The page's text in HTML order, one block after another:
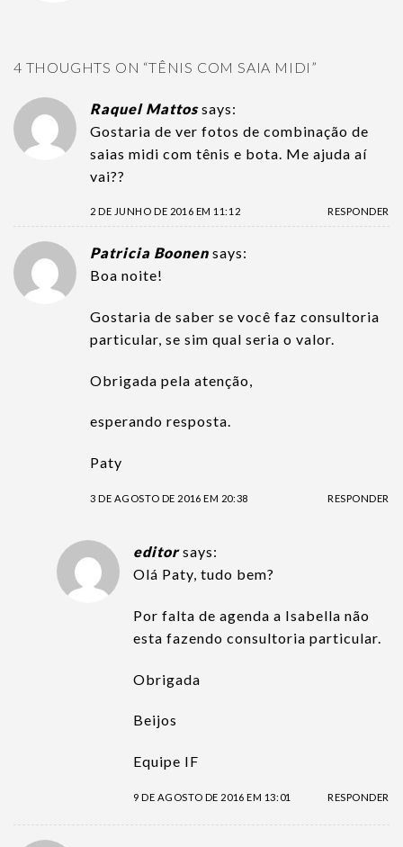
4 THOUGHTS ON “TÊNIS COM SAIA MIDI ”
Raquel Mattos says:
Gostaria de ver fotos de combinação de
saias midi com tênis e bota. Me ajuda aí
vai??
2 DE JUNHO DE 2016 EM 11:12 RESPONDER
Patricia Boonen says:
Boa noite!
Gostaria de saber se você faz consultoria
particular, se sim qual seria o valor.
Obrigada pela atenção,
esperando resposta.
Paty
3 DE AGOSTO DE 2016 EM 20:38 RESPONDER
editor says:
Olá Paty, tudo bem?
Por falta de agenda a Isabella não
esta fazendo consultoria particular.
Obrigada
Beijos
Equipe IF
9 DE AGOSTO DE 2016 EM 13:01 RESPONDER